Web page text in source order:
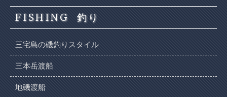
FISHING 釣り
三宅島の磯釣りスタイル
三本岳渡船
地磯渡船